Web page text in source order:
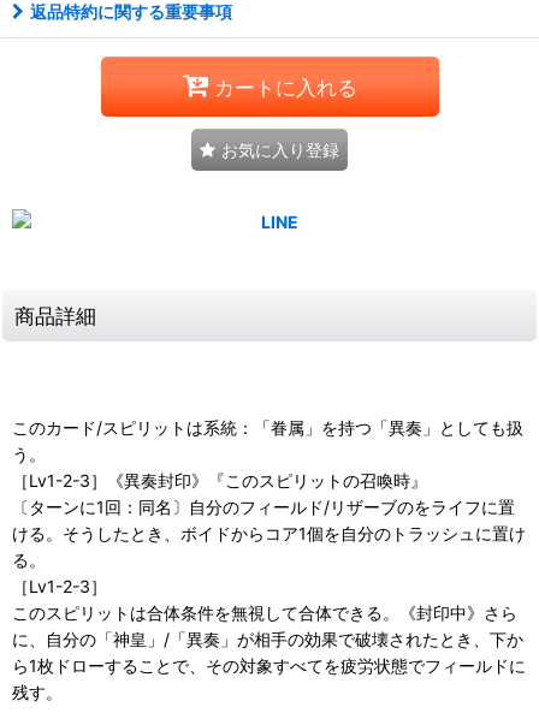
返品特約に関する重要事項
カートに入れる
お気に入り登録
商品詳細
このカード/スピリットは系統：「眷属」を持つ「異奏」としても扱
う。
［Lv1-2-3］《異奏封印》『このスピリットの召喚時』
〔ターンに1回：同名〕自分のフィールド/リザーブのをライフに置
ける。そうしたとき、ボイドからコア1個を自分のトラッシュに置け
る。
［Lv1-2-3］
このスピリットは合体条件を無視して合体できる。《封印中》さら
に、自分の「神皇」/「異奏」が相手の効果で破壊されたとき、下か
ら1枚ドローすることで、その対象すべてを疲労状態でフィールドに
残す。